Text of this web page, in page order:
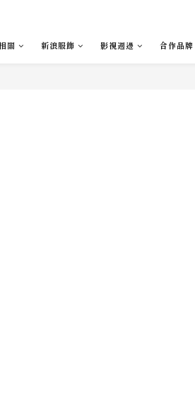
關 新浪服飾 影視週邊 合作品牌